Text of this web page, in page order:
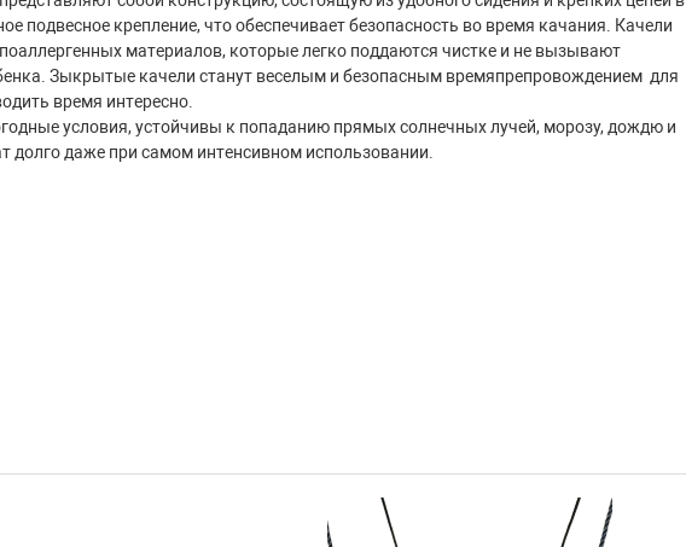
подвесное крепление, что обеспечивает безопасность во время качания. Качели
материалов, которые легко поддаются чистке и не вызывают
Зыкрытые качели станут веселым и безопасным времяпрепровождением для
время интересно.
условия, устойчивы к попаданию прямых солнечных лучей, морозу, дождю и
долго даже при самом интенсивном использовании.